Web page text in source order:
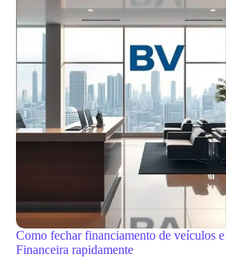
Como fechar financiamento de veículos
Financeira rapidamente